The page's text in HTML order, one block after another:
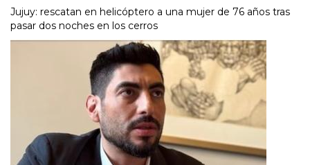
Jujuy: rescatan en helicóptero a una mujer de 76 años tras
pasar dos noches en los cerros